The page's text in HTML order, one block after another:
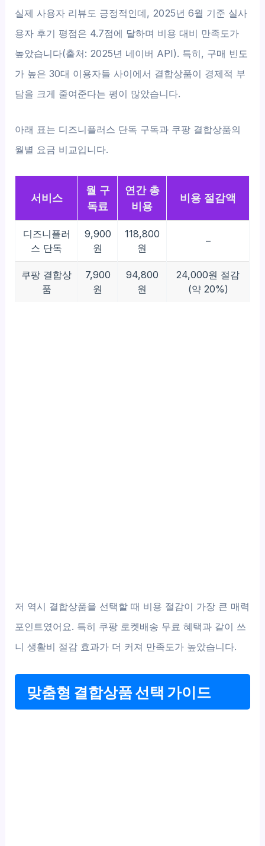
실제 사용자 리뷰도 긍정적인데, 2025년 6월 기준 실사
용자 후기 평점은 4.7점에 달하며 비용 대비 만족도가
높았습니다(출처: 2025년 네이버 API). 특히, 구매 빈도
가 높은 30대 이용자들 사이에서 결합상품이 경제적 부
담을 크게 줄여준다는 평이 많았습니다.
아래 표는 디즈니플러스 단독 구독과 쿠팡 결합상품의
월별 요금 비교입니다.
서비스
월 구
독료
연간 총
비용
비용 절감액
디즈니플러
스 단독
9,900
원
118,800
원
–
쿠팡 결합상
품
7,900
원
94,800
원
24,000원 절감
(약 20%)
저 역시 결합상품을 선택할 때 비용 절감이 가장 큰 매력
포인트였어요. 특히 쿠팡 로켓배송 무료 혜택과 같이 쓰
니 생활비 절감 효과가 더 커져 만족도가 높았습니다.
맞춤형 결합상품 선택 가이드